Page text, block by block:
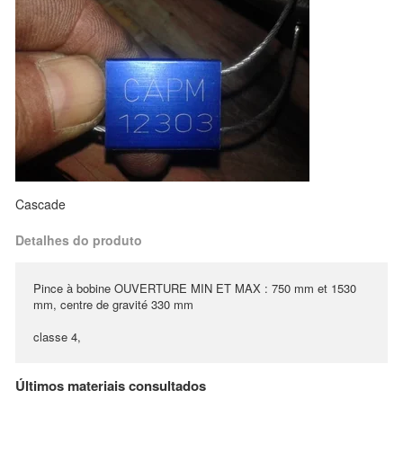
Cascade
Detalhes do produto
Pince à bobine OUVERTURE MIN ET MAX : 750 mm et 1530
mm, centre de gravité 330 mm
classe 4,
Últimos materiais consultados